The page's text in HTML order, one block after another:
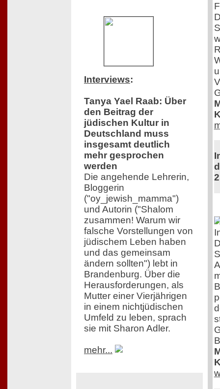
Interviews:
Tanya Yael Raab: Über
den Beitrag der
jüdischen Kultur in
Deutschland muss
insgesamt deutlich
mehr gesprochen
werden
Die angehende Lehrerin,
Bloggerin
("oy_jewish_mamma")
und Autorin ("Shalom
zusammen! Warum wir
falsche Vorstellungen von
jüdischem Leben haben
und das gemeinsam
ändern sollten") lebt in
Brandenburg. Über die
Herausforderungen, als
Mutter einer Vierjährigen
in einem nichtjüdischen
Umfeld zu leben, sprach
sie mit Sharon Adler.
mehr...